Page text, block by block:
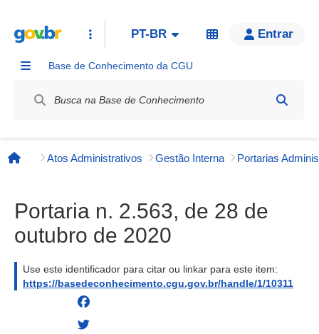
PT-BR Entrar
Base de Conhecimento da CGU
Página inicial
Atos Administrativos Gestão Interna
Portaria n. 2.563, de 28 de
outubro de 2020
Use este identificador para citar ou linkar para este item:
https://basedeconhecimento.cgu.gov.br/handle/1/10311